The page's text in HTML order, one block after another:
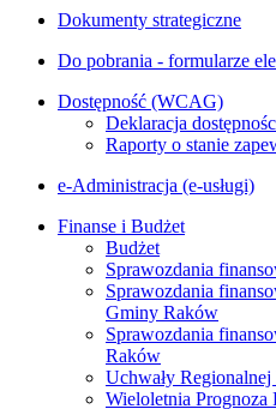
Dokumenty strategiczne
Do pobrania - formularze
Dostępność (WCAG)
Deklaracja
Raporty o stanie
e-Administracja (e-usługi)
Finanse i Budżet
Budżet
Sprawozdania
Sprawozdania
Gminy Raków
Sprawozdania
Raków
Uchwały
Wieloletnia Prognoza